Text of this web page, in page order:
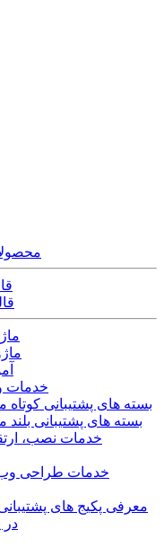
خدمات
بسته های پشتیبانی
بسته های پشتیبانی
خدمات نصب،
خدمات طراحی
معرفی پکیج های
در